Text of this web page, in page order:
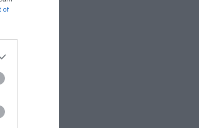
of